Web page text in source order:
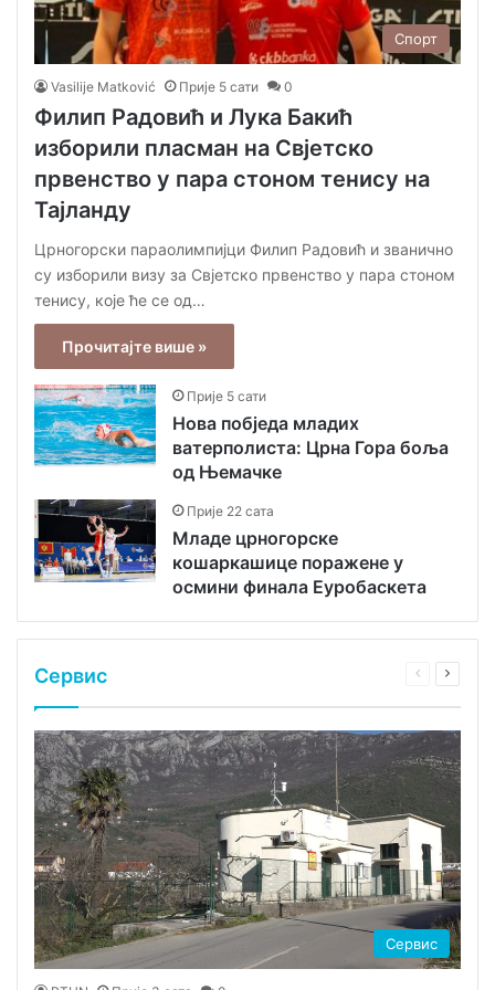
Спорт
Vasilije Matković Прије 5 сати 0
Филип Радовић и Лука Бакић
изборили пласман на Свјетско
првенство у пара стоном тенису на
Тајланду
Црногорски параолимпијци Филип Радовић и званично
су изборили визу за Свјетско првенство у пара стоном
тенису, које ће се од…
Прочитајте више »
Прије 5 сати
Нова побједа младих
ватерполиста: Црна Гора боља
од Њемачке
Прије 22 сата
Младе црногорске
кошаркашице поражене у
осмини финала Еуробаскета
Сервис
Претходна
Сервис